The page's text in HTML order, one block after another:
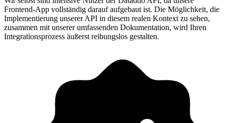
Frontend-App vollständig darauf aufgebaut ist. Die Möglichkeit, die
Implementierung unserer API in diesem realen Kontext zu sehen,
zusammen mit unserer umfassenden Dokumentation, wird Ihren
Integrationsprozess äußerst reibungslos gestalten.